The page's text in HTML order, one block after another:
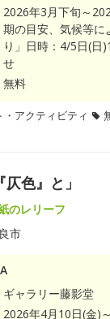
2026年3月下旬～
期の目安、気候等に
り」日時：4/5日(日
せ
無料
アクティビティ
色』と」
のレリーフ
市
ギャラリー藤影堂
2026年4月10日(金)